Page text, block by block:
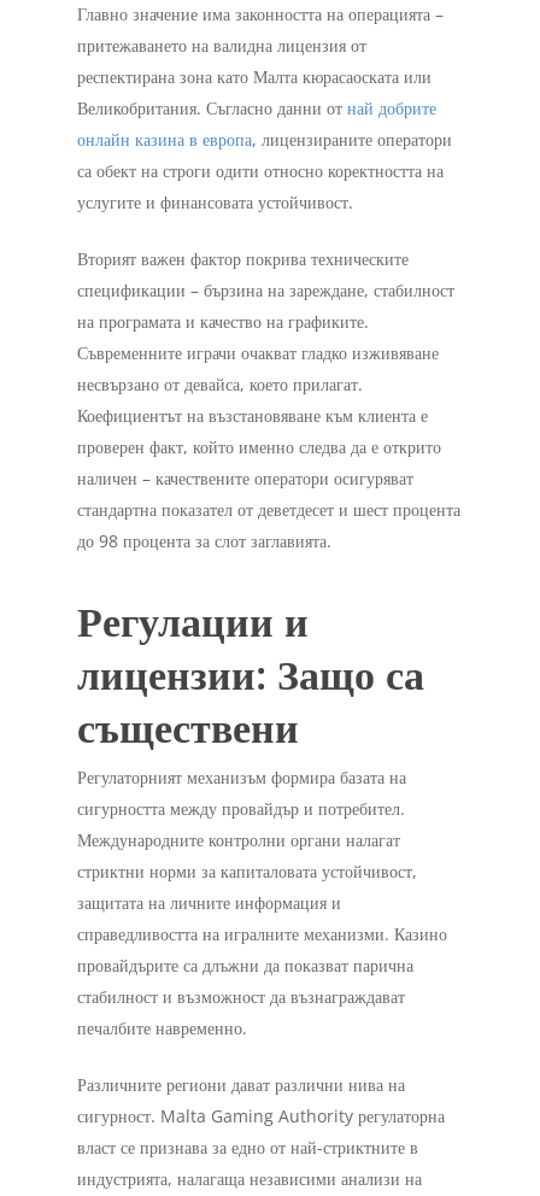
Главно значение има законността на операцията –
притежаването на валидна лицензия от
респектирана зона като Малта кюрасаоската или
Великобритания. Съгласно данни от най добрите
онлайн казина в европа, лицензираните оператори
са обект на строги одити относно коректността на
услугите и финансовата устойчивост.
Вторият важен фактор покрива техническите
спецификации – бързина на зареждане, стабилност
на програмата и качество на графиките.
Съвременните играчи очакват гладко изживяване
несвързано от девайса, което прилагат.
Коефициентът на възстановяване към клиента е
проверен факт, който именно следва да е открито
наличен – качествените оператори осигуряват
стандартна показател от деветдесет и шест процента
до 98 процента за слот заглавията.
Регулации и
лицензии: Защо са
съществени
Регулаторният механизъм формира базата на
сигурността между провайдър и потребител.
Международните контролни органи налагат
стриктни норми за капиталовата устойчивост,
защитата на личните информация и
справедливостта на игралните механизми. Казино
провайдърите са длъжни да показват парична
стабилност и възможност да възнаграждават
печалбите навременно.
Различните региони дават различни нива на
сигурност. Malta Gaming Authority регулаторна
власт се признава за едно от най-стриктните в
индустрията, налагаща независими анализи на